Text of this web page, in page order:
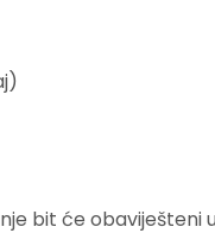
bit će obaviješteni